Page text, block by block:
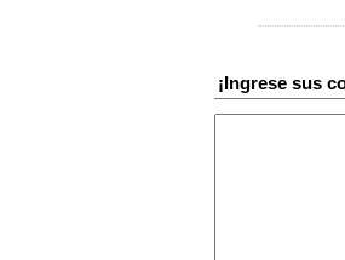
¡Ingrese sus